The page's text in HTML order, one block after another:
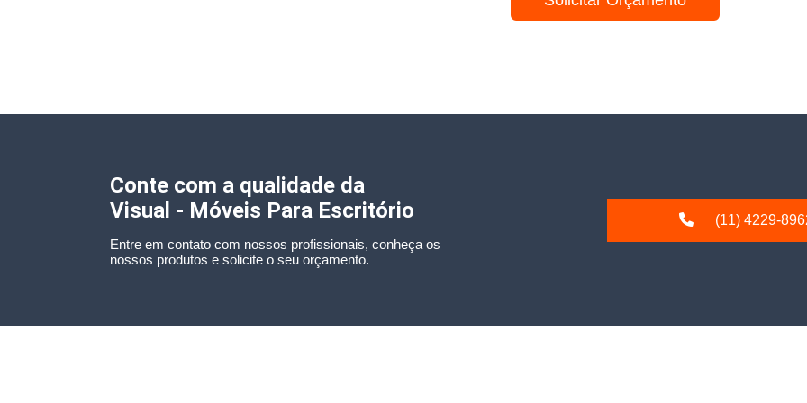
Conte com a qualidade da
Visual - Móveis Para Escritório
Entre em contato com nossos profissionais, conheça os
nossos produtos e solicite o seu orçamento.
(11) 4229-